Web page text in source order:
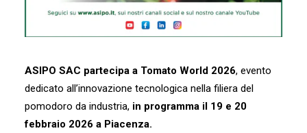
ASIPO SAC partecipa a Tomato World 2026, evento
dedicato all’innovazione tecnologica nella filiera del
pomodoro da industria, in programma il 19 e 20
febbraio 2026 a Piacenza.